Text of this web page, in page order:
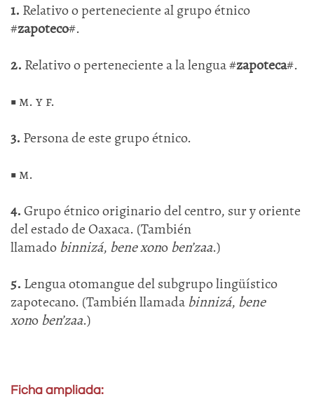
1. Relativo o perteneciente al grupo étnico
#zapoteco#.
2. Relativo o perteneciente a la lengua #zapoteca#.
■m. y f.
3. Persona de este grupo étnico.
■m.
4.Grupo étnico originario del centro, sur y oriente
del estado de Oaxaca. (También
llamadobinnizá, bene xonoben’zaa.)
5. Lengua otomangue del subgrupo lingüístico
zapotecano. (También llamadabinnizá, bene
xonoben’zaa.)
Ficha ampliada: